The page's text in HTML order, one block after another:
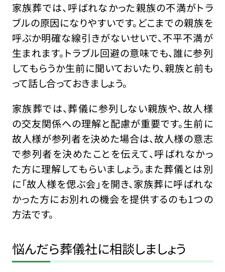
家族葬では、呼ばれなかった親族の不満がトラ
ブルの原因になりやすいです。どこまでの親族を
呼ぶか明確な線引きがないせいで、不平不満が
生まれます。トラブル回避の意味でも、誰に参列
してもらうか生前に聞いておいたり、親族と前も
って話し合っておきましょう。
家族葬では、葬儀に参列しない親族や、故人様
の交友関係への理解と配慮が重要です。生前に
故人様が参列者を決めた場合は、故人様の意志
で参列者を決めたことを伝えて、呼ばれなかっ
た方に理解してもらいましょう。また葬儀とは別
に「故人様を偲ぶ会」を開き、家族葬に呼ばれな
かった方にお別れの機会を提供するのも1つの
方法です。
悩んだら葬儀社に相談しましょう